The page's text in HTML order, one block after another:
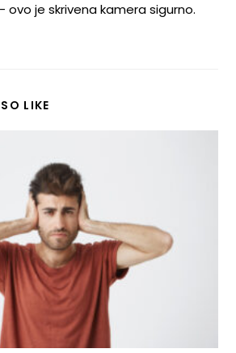
ovo je skrivena kamera sigurno.
LIKE